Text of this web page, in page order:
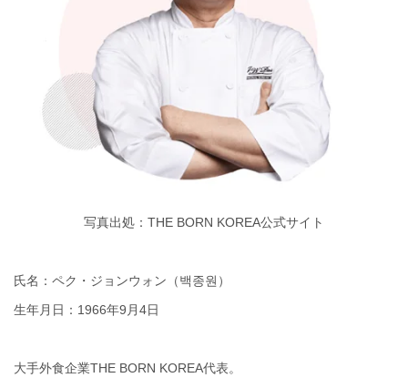
写真出処：THE BORN KOREA公式サイト
氏名：ペク・ジョンウォン（백종원）
生年月日：1966年9月4日
大手外食企業THE BORN KOREA代表。